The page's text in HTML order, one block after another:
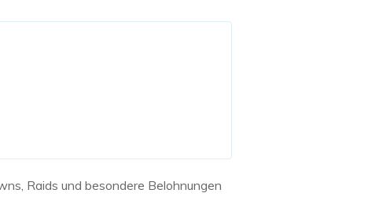
Raids und besondere Belohnungen